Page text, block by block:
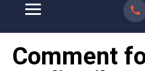
Comment